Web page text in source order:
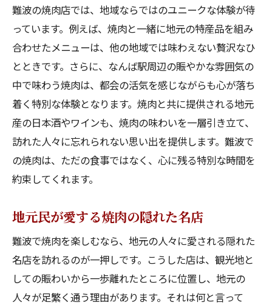
難波の焼肉店では、地域ならではのユニークな体験が待
っています。例えば、焼肉と一緒に地元の特産品を組み
合わせたメニューは、他の地域では味わえない贅沢なひ
とときです。さらに、なんば駅周辺の賑やかな雰囲気の
中で味わう焼肉は、都会の活気を感じながらも心が落ち
着く特別な体験となります。焼肉と共に提供される地元
産の日本酒やワインも、焼肉の味わいを一層引き立て、
訪れた人々に忘れられない思い出を提供します。難波で
の焼肉は、ただの食事ではなく、心に残る特別な時間を
約束してくれます。
地元民が愛する焼肉の隠れた名店
難波で焼肉を楽しむなら、地元の人々に愛される隠れた
名店を訪れるのが一押しです。こうした店は、観光地と
しての賑わいから一歩離れたところに位置し、地元の
人々が足繁く通う理由があります。それは何と言って